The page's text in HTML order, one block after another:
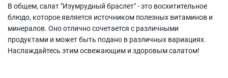
В общем, салат "Изумрудный браслет" - это восхитительное
блюдо, которое является источником полезных витаминов и
минералов. Оно отлично сочетается с различными
продуктами и может быть подано в различных вариациях.
Наслаждайтесь этим освежающим и здоровым салатом!